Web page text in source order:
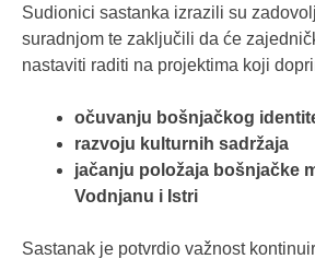
Sudionici sastanka izrazili su
suradnjom te zaključili da će
nastaviti raditi na projektima koji
očuvanju bošnjačkog
razvoju kulturnih sadržaja
jačanju položaja bošnjačke
Vodnjanu i Istri
Sastanak je potvrdio važnost